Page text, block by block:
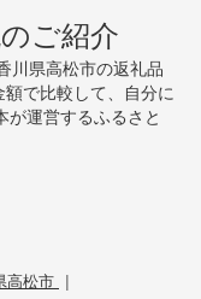
ご紹介
川県高松市の返礼品
で比較して、自分に
が運営するふるさと
高松市 |